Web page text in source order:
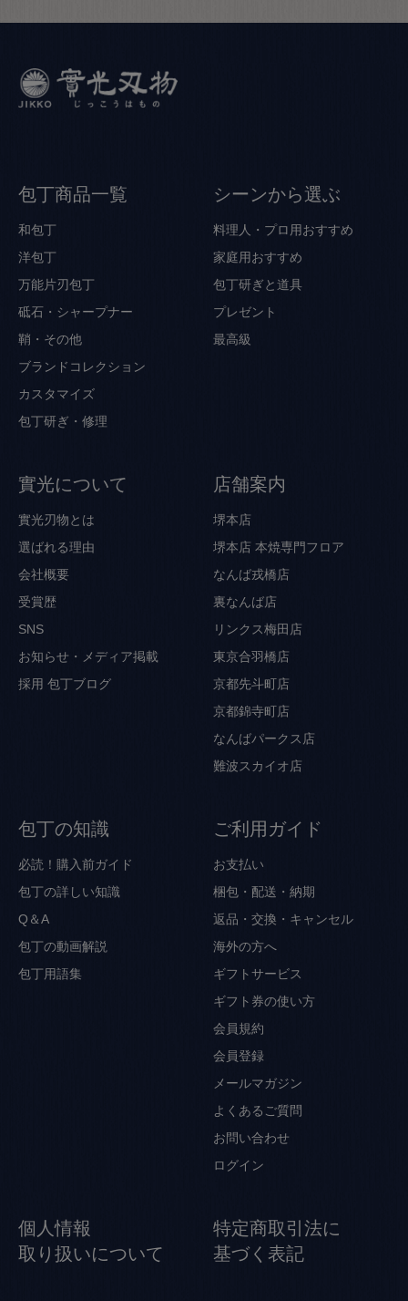
包丁商品一覧
和包丁
洋包丁
万能片刃包丁
砥石・シャープナー
鞘・その他
ブランドコレクション
カスタマイズ
包丁研ぎ・修理
シーンから選ぶ
料理人・プロ用おすすめ
家庭用おすすめ
包丁研ぎと道具
プレゼント
最高級
實光について
實光刃物とは
選ばれる理由
会社概要
受賞歴
SNS
お知らせ・メディア掲載
採用 包丁ブログ
店舗案内
堺本店
堺本店 本焼専門フロア
なんば戎橋店
裏なんば店
リンクス梅田店
東京合羽橋店
京都先斗町店
京都錦寺町店
なんばパークス店
難波スカイオ店
包丁の知識
必読！購入前ガイド
包丁の詳しい知識
Q＆A
包丁の動画解説
包丁用語集
ご利用ガイド
お支払い
梱包・配送・納期
返品・交換・キャンセル
海外の方へ
ギフトサービス
ギフト券の使い方
会員規約
会員登録
メールマガジン
よくあるご質問
お問い合わせ
ログイン
個人情報
取り扱いについて
特定商取引法に
基づく表記